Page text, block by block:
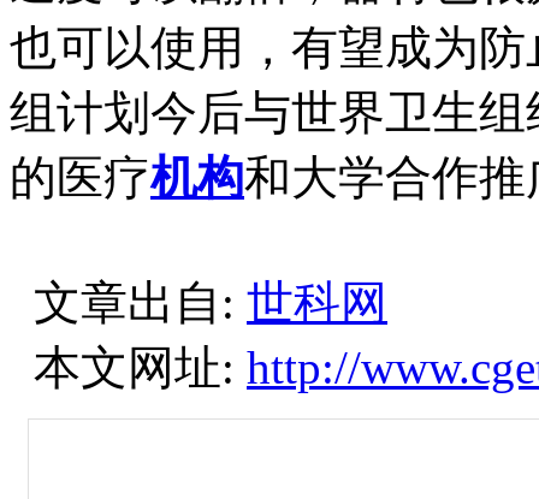
也可以使用，有望成为
组计划今后与世界卫生
的医疗机构和大学合作
文章出自: 世科网
本文网址: http://